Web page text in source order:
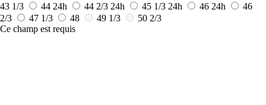
43 1/3
44 24h 44 2/3 24h 45 1/3 24h 46 24h
46
2/3
47 1/3 48 49 1/3
50 2/3
Ce champ est requis